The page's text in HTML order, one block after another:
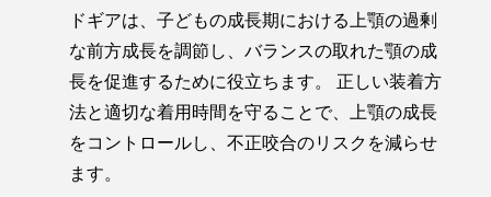
ドギアは、子どもの成長期における上顎の過剰
な前方成長を調節し、バランスの取れた顎の成
長を促進するために役立ちます。 正しい装着方
法と適切な着用時間を守ることで、上顎の成長
をコントロールし、不正咬合のリスクを減らせ
ます。